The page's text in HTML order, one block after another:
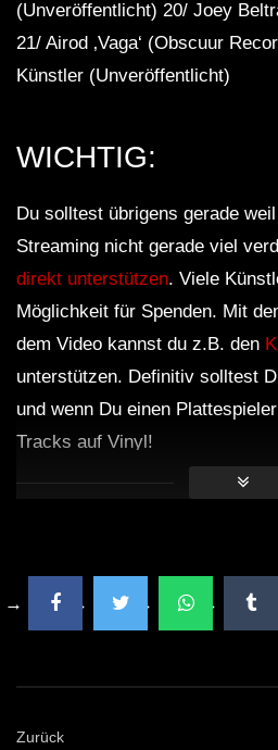
(Unveröffentlicht) 20/ Joey
21/ Airod ‚Vaga‘ (Obscuur
Künstler (Unveröffentlicht)
WICHTIG:
Du solltest übrigens gerade
Streaming nicht gerade viel
direkt unterstützen. Viele
Möglichkeit für Spenden. Mit
dem Video kannst du z.B. den
unterstützen. Definitiv solltest
und wenn Du einen
Tracks auf Vinyl!
Zurück